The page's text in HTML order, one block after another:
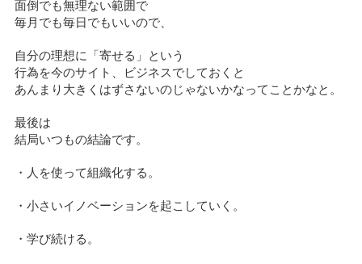
面倒でも無理ない範囲で
毎月でも毎日でもいいので、
自分の理想に「寄せる」という
行為を今のサイト、ビジネスでしておくと
あんまり大きくはずさないのじゃないかなってことかなと。
最後は
結局いつもの結論です。
・人を使って組織化する。
・小さいイノベーションを起こしていく。
・学び続ける。